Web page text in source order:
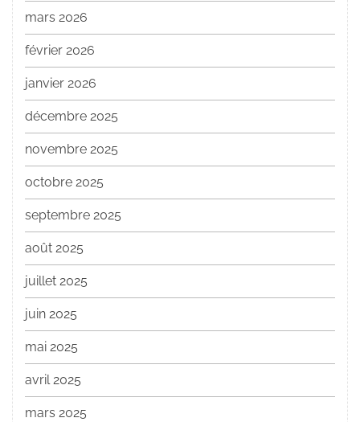
mars 2026
février 2026
janvier 2026
décembre 2025
novembre 2025
octobre 2025
septembre 2025
août 2025
juillet 2025
juin 2025
mai 2025
avril 2025
mars 2025